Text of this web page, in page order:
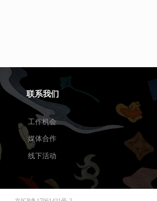
联系我们
工作机会
媒体合作
线下活动